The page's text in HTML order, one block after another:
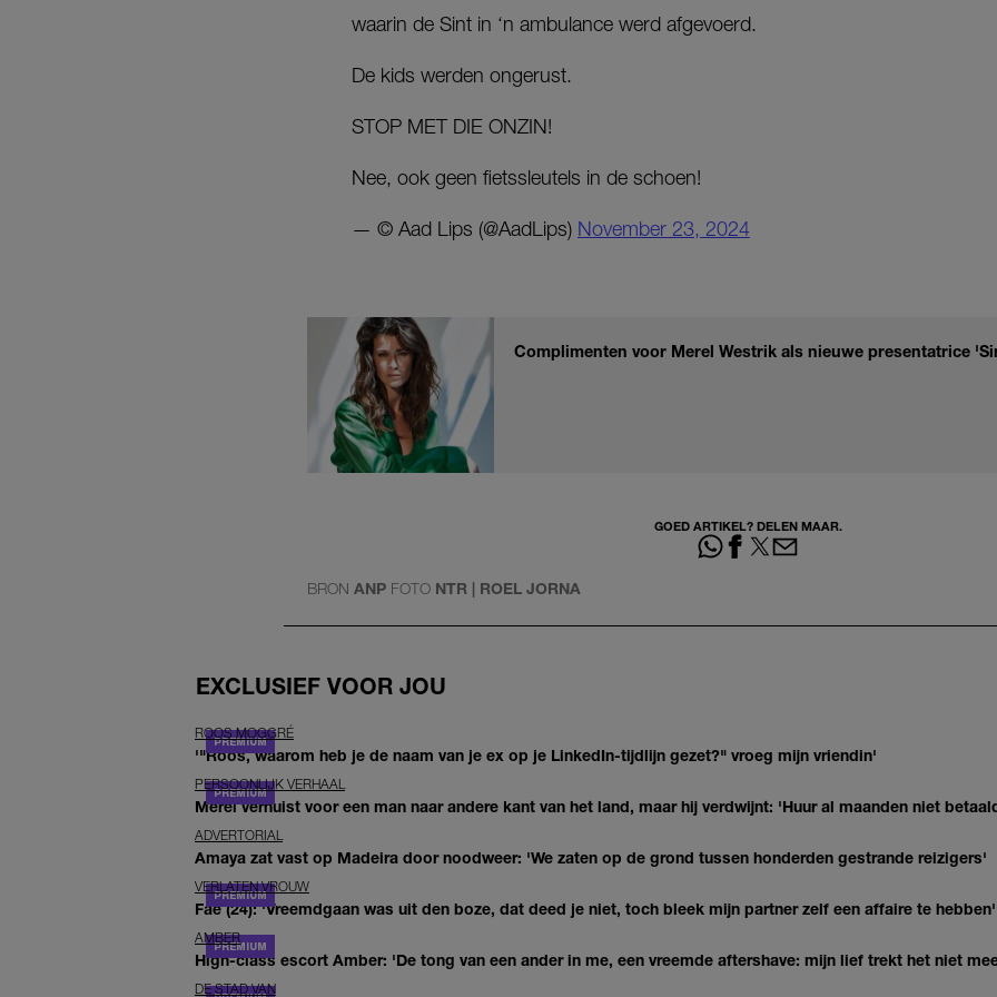
waarin de Sint in ‘n ambulance werd afgevoerd.
De kids werden ongerust.
STOP MET DIE ONZIN!
Nee, ook geen fietssleutels in de schoen!
— © Aad Lips (@AadLips) November 23, 2024
Complimenten voor Merel Westrik als nieuwe presentatrice
GOED ARTIKEL? DELEN MAAR.
BRON ANP FOTO NTR | ROEL JORNA
EXCLUSIEF VOOR JOU
ROOS MOGGRÉ
'"Roos, waarom heb je de naam van je ex op je LinkedIn-tijdlijn gezet?" vroeg mijn vriendin'
PERSOONLIJK VERHAAL
Merel verhuist voor een man naar andere kant van het land, maar hij verdwijnt: 'Huur al maanden niet
ADVERTORIAL
Amaya zat vast op Madeira door noodweer: 'We zaten op de grond tussen honderden gestrande reizigers'
VERLATEN VROUW
Fae (24): 'Vreemdgaan was uit den boze, dat deed je niet, toch bleek mijn partner zelf een affaire te hebben'
AMBER
High-class escort Amber: 'De tong van een ander in me, een vreemde aftershave: mijn lief trekt het niet
DE STAD VAN